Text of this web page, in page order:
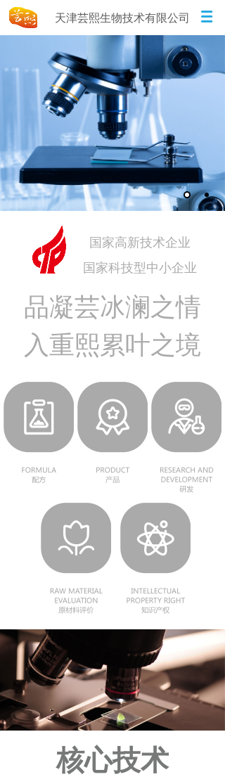
品凝芸冰澜之情
入重熙累叶之境
国家高新技术企业
国家科技型中小企业
核心技术
天津芸熙生物技术有限公司